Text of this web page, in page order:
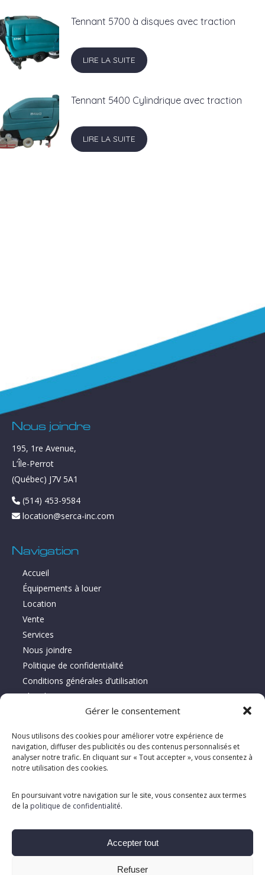
Gérer le consentement
Nous utilisons des cookies pour améliorer votre expérience de
navigation, diffuser des publicités ou des contenus personnalisés et
analyser notre trafic. En cliquant sur « Tout accepter », vous consentez à
notre utilisation des cookies.
En poursuivant votre navigation sur le site, vous consentez aux termes
de la politique de confidentialité.
Accepter tout
Refuser
Tennant 5700 à disques avec traction
LIRE LA SUITE
Tennant 5400 Cylindrique avec traction
LIRE LA SUITE
Nous joindre
195, 1re Avenue,
L’Île-Perrot
(Québec) J7V 5A1
(514) 453-9584
location@serca-inc.com
Navigation
Accueil
Équipements à louer
Location
Vente
Services
Nous joindre
Politique de confidentialité
Conditions générales d’utilisation
Plan du site
À propos de Location Serca
Spécialiste depuis 1995 en vente, location et réparation
d’équipements d’entretien de planchers, offrant des solutions